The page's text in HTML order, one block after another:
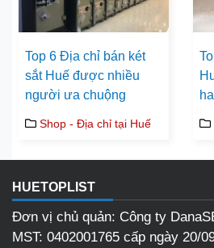
Top 6 Địa chỉ bán két
sắt Huế được nhiều
người ưa chuộng
Shop - Địa chỉ tại Huế
HUETOPLIST
Đơn vị chủ quản: Công ty
MST: 0402001765 cấp ngày 20/